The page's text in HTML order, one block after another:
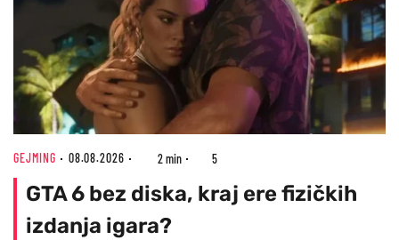
GEJMING 08.08.2026 2 min 5
GTA 6 bez diska, kraj ere fizičkih
izdanja igara?